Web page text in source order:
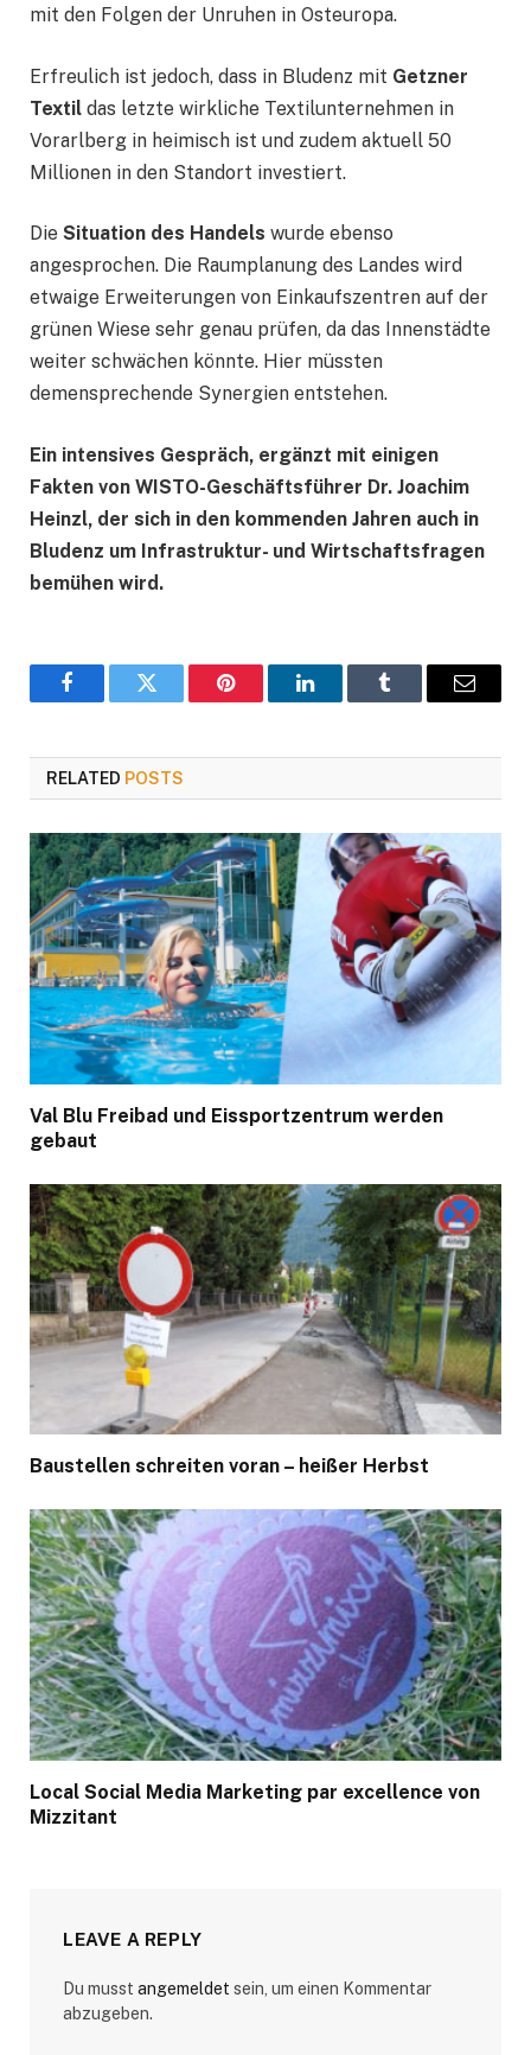
mit den Folgen der Unruhen in Osteuropa.
Erfreulich ist jedoch, dass in Bludenz mit Getzner
Textil das letzte wirkliche Textilunternehmen in
Vorarlberg in heimisch ist und zudem aktuell 50
Millionen in den Standort investiert.
Die Situation des Handels wurde ebenso
angesprochen. Die Raumplanung des Landes wird
etwaige Erweiterungen von Einkaufszentren auf der
grünen Wiese sehr genau prüfen, da das Innenstädte
weiter schwächen könnte. Hier müssten
demensprechende Synergien entstehen.
Ein intensives Gespräch, ergänzt mit einigen
Fakten von WISTO-Geschäftsführer Dr. Joachim
Heinzl, der sich in den kommenden Jahren auch in
Bludenz um Infrastruktur- und Wirtschaftsfragen
bemühen wird.
FacebookTwitter Pinterest LinkedInTumblr Email
RELATED POSTS
Val Blu Freibad und Eissportzentrum werden
gebaut
Baustellen schreiten voran – heißer Herbst
Local Social Media Marketing par excellence von
Mizzitant
LEAVE A REPLY
Du musst angemeldet sein, um einen Kommentar
abzugeben.